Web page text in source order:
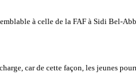
à celle de la FAF à Sidi Bel-
car de cette façon, les jeunes